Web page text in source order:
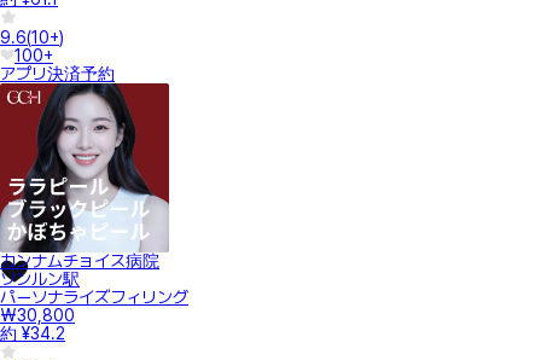
9.6(10+)
100+
アプリ決済予約
カンナムチョイス病院
ソンルン駅
パーソナライズフィリング
₩30,800
約 ¥34.2